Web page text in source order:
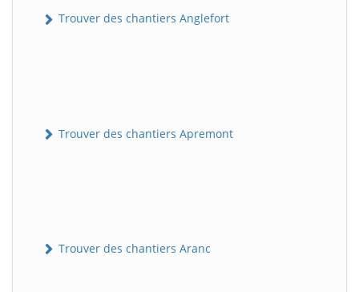
Trouver des chantiers Anglefort
Trouver des chantiers Apremont
Trouver des chantiers Aranc